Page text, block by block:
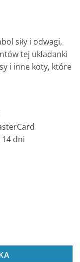
siły i odwagi,
tej układanki
i inne koty, które
dni
102 elementy